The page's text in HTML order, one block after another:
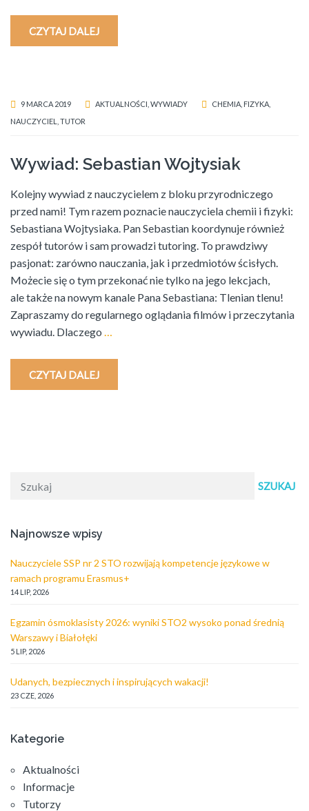
CZYTAJ DALEJ
9 MARCA 2019 AKTUALNOŚCI WYWIADY CHEMIA FIZYKA
NAUCZYCIEL
TUTOR
Wywiad: Sebastian Wojtysiak
Kolejny wywiad z nauczycielem z bloku przyrodniczego
przed nami! Tym razem poznacie nauczyciela chemii i fizyki:
Sebastiana Wojtysiaka. Pan Sebastian koordynuje również
zespół tutorów i sam prowadzi tutoring. To prawdziwy
pasjonat: zarówno nauczania, jak i przedmiotów ścisłych.
Możecie się o tym przekonać nie tylko na jego lekcjach,
ale także na nowym kanale Pana Sebastiana: Tlenian tlenu!
Zapraszamy do regularnego oglądania filmów i przeczytania
wywiadu. Dlaczego …
CZYTAJ DALEJ
SZUKAJ
Najnowsze wpisy
Nauczyciele SSP nr 2 STO rozwijają kompetencje językowe w
ramach programu Erasmus+
14 LIP, 2026
Egzamin ósmoklasisty 2026: wyniki STO2 wysoko ponad średnią
Warszawy i Białołęki
5 LIP, 2026
Udanych, bezpiecznych i inspirujących wakacji!
23 CZE, 2026
Kategorie
Aktualności
Informacje
Tutorzy